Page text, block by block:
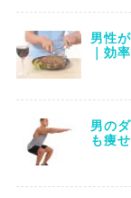
男性
｜効
男の
も痩